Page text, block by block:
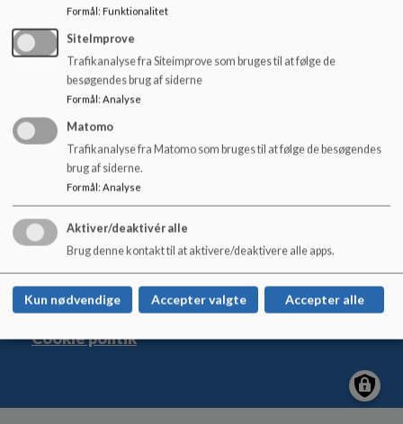
Østerbyskolen
Nygade 17, 6600 Vejen
osterbyskolen@vejen.dk
+45 79 96 56 00
5798005403906
Tilgængelighedserklæring
Sitemap
Cookie politik
Formål: Funktionalitet
SiteImprove
Trafikanalyse fra Siteimprove som bruges til at følge de
besøgendes brug af siderne
Formål: Analyse
Matomo
Trafikanalyse fra Matomo som bruges til at følge de besøgendes
brug af siderne.
Formål: Analyse
Aktiver/deaktivér alle
Brug denne kontakt til at aktivere/deaktivere alle apps.
Kun nødvendige Accepter valgte Accepter alle